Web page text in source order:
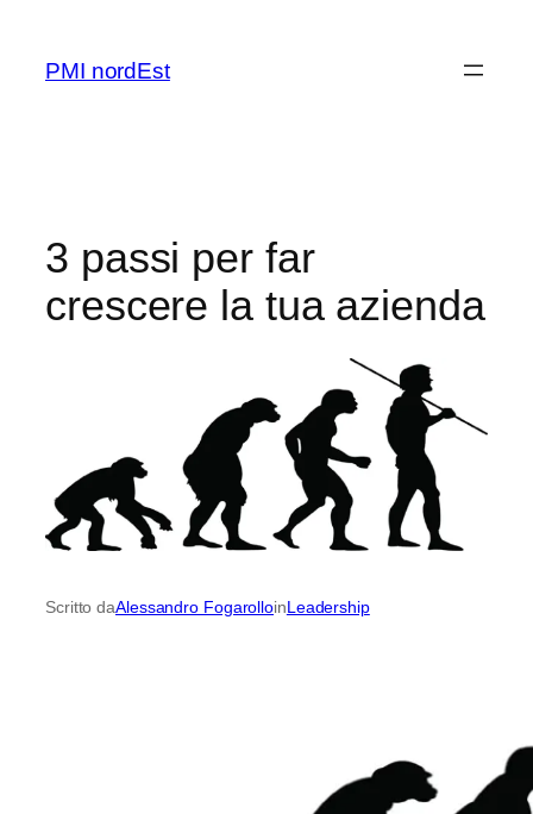
contenuto
PMI nordEst
3 passi per far
crescere la tua azienda
Scritto daAlessandro FogarolloinLeadership